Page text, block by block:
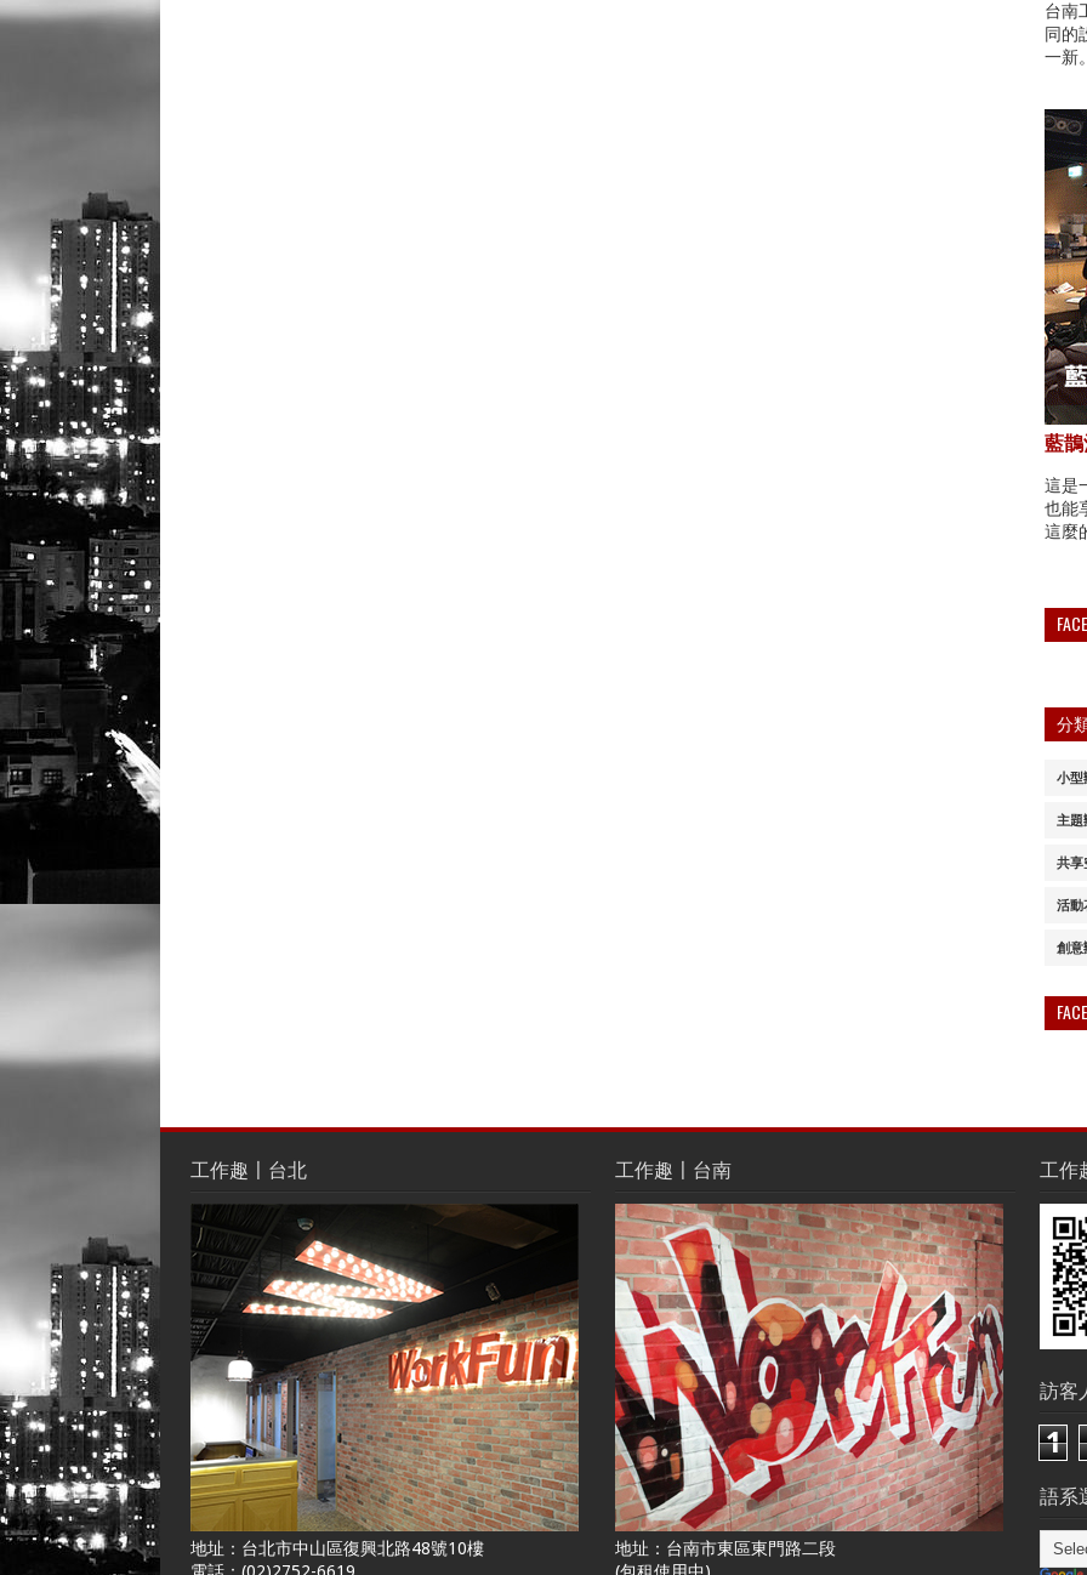
台南
同的
一新
藍
這是
也能
這麼
分
小型
主題
共享
活動
創意
工作趣〡台北
地址：台北市中山區復興北路48號10樓
工作趣〡台南
地址：台南市東區東門路二段
工作
訪客
1
語系